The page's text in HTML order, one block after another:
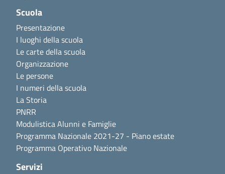
Scuola
Presentazione
I luoghi della scuola
Le carte della scuola
Organizzazione
Le persone
I numeri della scuola
La Storia
PNRR
Modulistica Alunni e Famiglie
Programma Nazionale 2021-27 - Piano estate
Programma Operativo Nazionale
Servizi